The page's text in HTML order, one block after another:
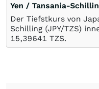
Yen / Tansania-
Der Tiefstkurs von
Schilling (JPY/TZS)
15,39641 TZS.